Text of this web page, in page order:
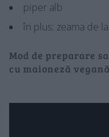
piper alb
în plus: zeama de
Mod de preparare
cu maioneză